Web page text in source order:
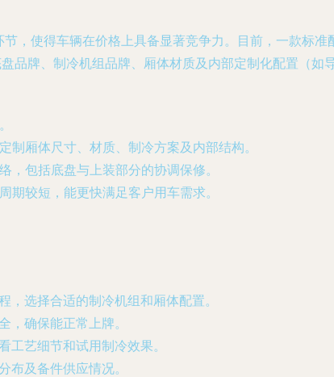
，使得车辆在价格上具备显著竞争力。目前，一款标
品牌、制冷机组品牌、厢体材质及内部定制化配置（如
制厢体尺寸、材质、制冷方案及内部结构。
，包括底盘与上装部分的协调保修。
期较短，能更快满足客户用车需求。
，选择合适的制冷机组和厢体配置。
，确保能正常上牌。
工艺细节和试用制冷效果。
布及备件供应情况。